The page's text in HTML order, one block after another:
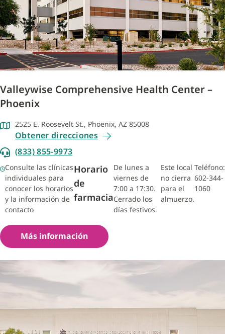
Valleywise Comprehensive Health Center –
Phoenix
2525 E. Roosevelt St., Phoenix, AZ 85008
Obtener direcciones
(833) 855-9973
Consulte las clínicas
individuales para
conocer los horarios
y la información de
contacto
Horario
de
farmacia
De lunes a
viernes de
7:00 a 17:30.
Cerrado los
días festivos.
Este local
no cierra
para el
almuerzo.
Teléfono:
602-344-
1060
Más información